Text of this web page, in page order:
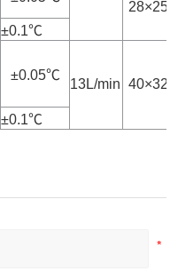
±0.1℃
±0.05℃
13L/min
±0.1℃